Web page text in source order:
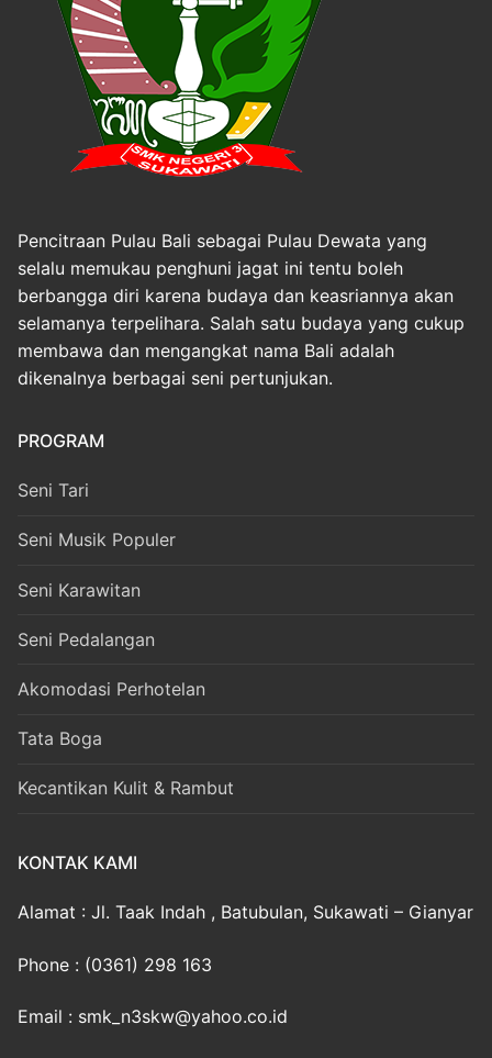
Pencitraan Pulau Bali sebagai Pulau Dewata yang
selalu memukau penghuni jagat ini tentu boleh
berbangga diri karena budaya dan keasriannya akan
selamanya terpelihara. Salah satu budaya yang cukup
membawa dan mengangkat nama Bali adalah
dikenalnya berbagai seni pertunjukan.
PROGRAM
Seni Tari
Seni Musik Populer
Seni Karawitan
Seni Pedalangan
Akomodasi Perhotelan
Tata Boga
Kecantikan Kulit & Rambut
KONTAK KAMI
Alamat : Jl. Taak Indah , Batubulan, Sukawati – Gianyar
Phone : (0361) 298 163
Email : smk_n3skw@yahoo.co.id